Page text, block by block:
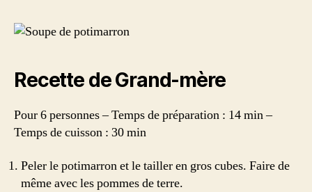
noix
Recette de Grand-mère
Pour 6 personnes – Temps de préparation : 14 min –
Temps de cuisson : 30 min
Peler le potimarron et le tailler en gros cubes. Faire de
même avec les pommes de terre.